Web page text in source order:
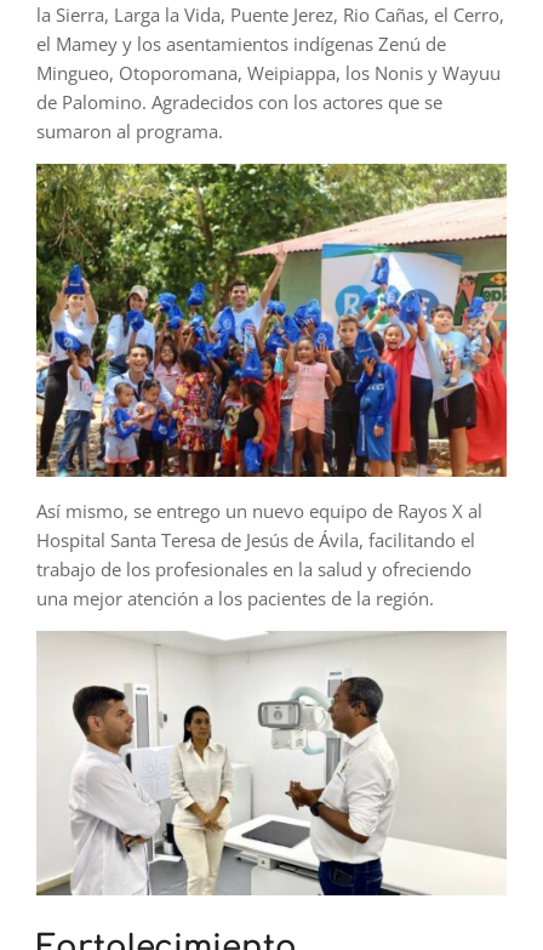
la Sierra, Larga la Vida, Puente Jerez, Rio Cañas, el Cerro,
el Mamey y los asentamientos indígenas Zenú de
Mingueo, Otoporomana, Weipiappa, los Nonis y Wayuu
de Palomino. Agradecidos con los actores que se
sumaron al programa.
Así mismo, se entrego un nuevo equipo de Rayos X al
Hospital Santa Teresa de Jesús de Ávila, facilitando el
trabajo de los profesionales en la salud y ofreciendo
una mejor atención a los pacientes de la región.